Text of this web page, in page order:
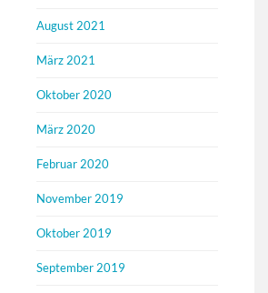
August 2021
März 2021
Oktober 2020
März 2020
Februar 2020
November 2019
Oktober 2019
September 2019